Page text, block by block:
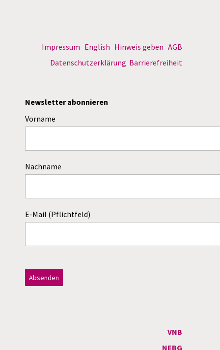
Impressum English Hinweis geben AGB
Datenschutzerklärung Barrierefreiheit
Newsletter abonnieren
Vorname
Nachname
E-Mail (Pflichtfeld)
VNB
NEBG